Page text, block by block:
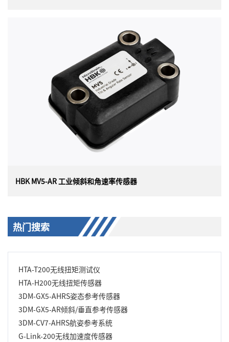
HBK ML5-AR 工业倾斜和角速率传感器
美国HBK （原 Lord）MicroStrain ML5-AR 工业倾斜和角
速率传感器（IP68/69K 封装）可在具有挑战性的环境中提
供动态倾斜、加速度和角速率的低成本精确测量，专为重
型建筑、非公路、农业、采矿和卡车运输行业而设计。
HBK MV5-AR 工业倾斜和角速率传感器
HBK MV5-AR 工业倾斜和角速率传感器
速率传感器（IP68/69K 封装）在具有挑战性的环境中（例
将动态倾斜、加速度和角速率的测量精度提升到了新的水
平。
热门搜索
HTA-T200无线扭矩测试仪
HTA-H200无线扭矩传感器
3DM-GX5-AHRS姿态参考传感器
3DM-GX5-AR倾斜/垂直参考传感器
3DM-CV7-AHRS航姿参考系统
G-Link-200无线加速度传感器